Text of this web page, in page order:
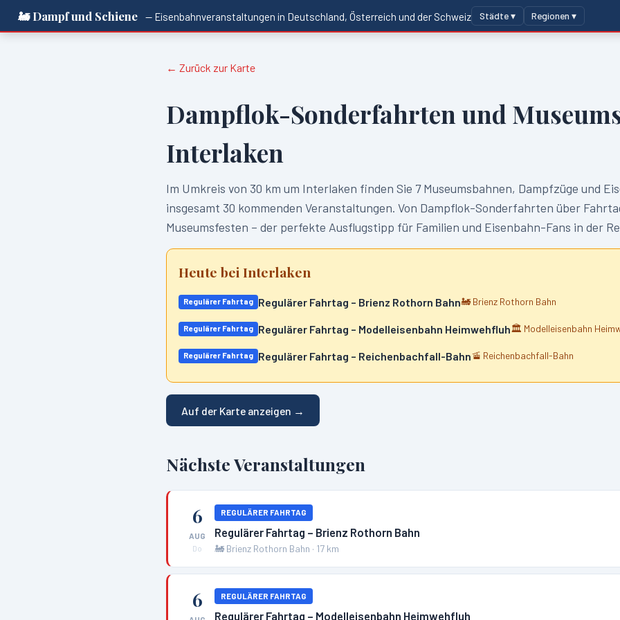
🚂 Dampf und Schiene — Eisenbahnveranstaltungen in Deutschland, Österreich und der Schweiz Städte ▾ Regionen ▾
← Zurück zur Karte
Dampflok-Sonderfahrten und
Interlaken
Im Umkreis von 30 km um Interlaken finden Sie 7Museumsbahnen, Dampfzüge und
insgesamt 30 kommenden Veranstaltungen. Von Dampflok-Sonderfahrten über
Museumsfesten – der perfekte Ausflugstipp für Familien und Eisenbahn-Fans in der
Heute beiInterlaken
Regulärer Fahrtag Regulärer Fahrtag – Brienz Rothorn Bahn🚂 Brienz Rothorn Bahn
Regulärer Fahrtag Regulärer Fahrtag – Modelleisenbahn Heimwehfluh🏛️ Modelleisenbahn
Regulärer Fahrtag Regulärer Fahrtag – Reichenbachfall-Bahn🚡 Reichenbachfall-Bahn
Auf der Karte anzeigen →
Nächste Veranstaltungen
6
AUG
Do
REGULÄRER FAHRTAG
Regulärer Fahrtag – Brienz Rothorn Bahn
🚂 Brienz Rothorn Bahn · 17 km
6 REGULÄRER FAHRTAG
Regulärer Fahrtag – Modelleisenbahn Heimwehfluh